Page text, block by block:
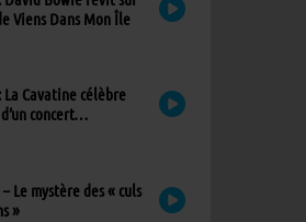
Viens Dans Mon Île
La Cavatine célèbre
concert
Le mystère des « culs
»